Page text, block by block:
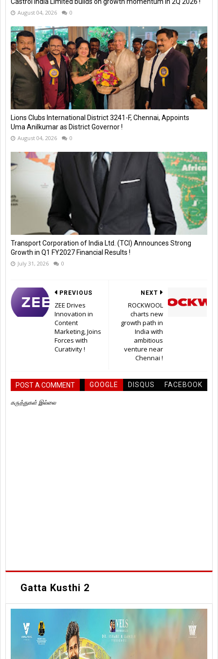
August 04, 2026 0
Lions Clubs International District 3241-F, Chennai, Appoints
Uma Anilkumar as District Governor !
August 04, 2026 0
Transport Corporation of India Ltd. (TCI) Announces Strong
Growth in Q1 FY2027 Financial Results !
July 31, 2026 0
NEXT
ROCKWOOL
charts new
growth path in
India with
ambitious
venture near
Chennai !
PREVIOUS
ZEE Drives
Innovation in
Content
Marketing, Joins
Forces with
Curativity !
POST A COMMENT GOOGLE DISQUS FACEBOOK
கருத்துகள் இல்லை
Gatta Kusthi 2